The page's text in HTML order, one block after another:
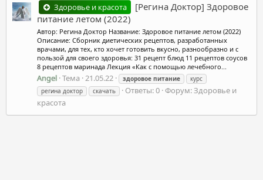
Здоровье и красота
[Регина Доктор] Здоровое
питание летом (2022)
Автор: Регина Доктор Название: Здоровое питание летом (2022)
Описание: Сборник диетических рецептов, разработанных
врачами, для тех, кто хочет готовить вкусно, разнообразно и с
пользой для своего здоровья: 31 рецепт блюд 11 рецептов соусов
8 рецептов маринада Лекция «Как с помощью лечебного...
Angel Тема 21.05.22 здоровое питание
курс
регина доктор
скачать Ответы: 0 Форум:Здоровье и
красота